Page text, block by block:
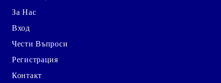
За Нас
Вход
Чести Въпроси
Регистрация
Контакт